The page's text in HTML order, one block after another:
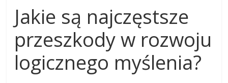
Jakie są najczęstsze
przeszkody w rozwoju
logicznego myślenia?